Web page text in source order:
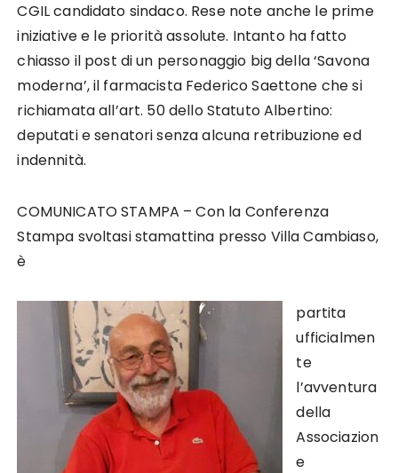
CGIL candidato sindaco. Rese note anche le prime
iniziative e le priorità assolute. Intanto ha fatto
chiasso il post di un personaggio big della ‘Savona
moderna’, il farmacista Federico Saettone che si
richiamata all’art. 50 dello Statuto Albertino:
deputati e senatori senza alcuna retribuzione ed
indennità.
COMUNICATO STAMPA – Con la Conferenza
Stampa svoltasi stamattina presso Villa Cambiaso,
è
partita
ufficialmen
te
l’avventura
della
Associazion
e